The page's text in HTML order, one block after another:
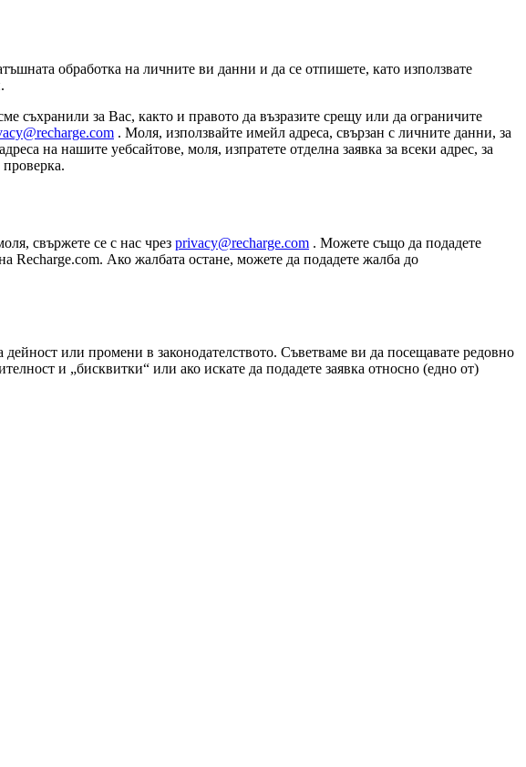
обработка на личните ви данни и да се отпишете, като използвате
съхранили за Вас, както и правото да възразите срещу или да ограничите
. Моля, използвайте имейл адреса, свързан с личните данни, за
на нашите уебсайтове, моля, изпратете отделна заявка за всеки адрес, за
свържете се с нас чрез privacy@recharge.com . Можете също да подадете
Recharge.com. Ако жалбата остане, можете да подадете жалба до
или промени в законодателството. Съветваме ви да посещавате редовно
и „бисквитки“ или ако искате да подадете заявка относно (едно от)